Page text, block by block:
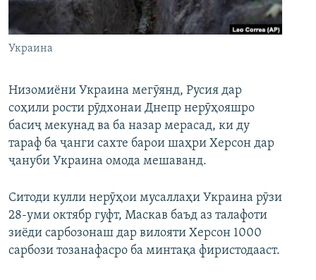
ГУЗОРИШҲОИ РАДИОӢ
Русский
Ҳамаи сомонаҳои RFE/RL
Украина
Низомиёни Украина мегӯянд, Русия дар
соҳили рости рӯдхонаи Днепр нерӯҳояшро
басиҷ мекунад ва ба назар мерасад, ки ду
тараф ба ҷанги сахте барои шаҳри Херсон дар
ҷануби Украина омода мешаванд.
Ситоди кулли нерӯҳои мусаллаҳи Украина рӯзи
28-уми октябр гуфт, Маскав баъд аз талафоти
зиёди сарбозонаш дар вилояти Херсон 1000
сарбози тозанафасро ба минтақа фиристодааст.